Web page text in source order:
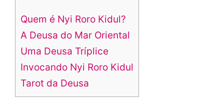
Quem é Nyi Roro Kidul?
A Deusa do Mar Oriental
Uma Deusa Tríplice
Invocando Nyi Roro Kidul
Tarot da Deusa